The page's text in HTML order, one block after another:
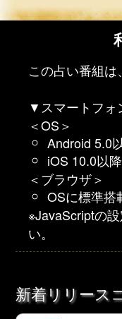
この占い番組は
▼スマートフォ
＜OS＞
Android 5.0
iOS 10.0以降
＜ブラウザ＞
OSに標準搭
※JavaScriptの
い。
新着リリース